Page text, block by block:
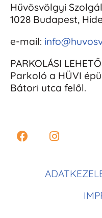
Hűvösvölgyi
1028 Budapest,
e-mail:
PARKOLÁSI
Parkoló a HÜVI
Bátori utca felől.